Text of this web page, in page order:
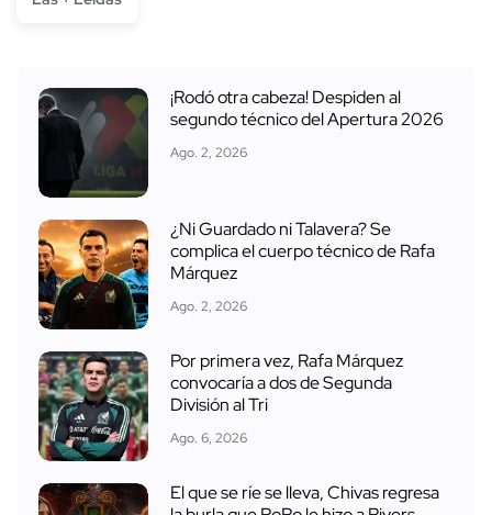
¡Rodó otra cabeza! Despiden al
segundo técnico del Apertura 2026
Ago. 2, 2026
¿Ni Guardado ni Talavera? Se
complica el cuerpo técnico de Rafa
Márquez
Ago. 2, 2026
Por primera vez, Rafa Márquez
convocaría a dos de Segunda
División al Tri
Ago. 6, 2026
El que se ríe se lleva, Chivas regresa